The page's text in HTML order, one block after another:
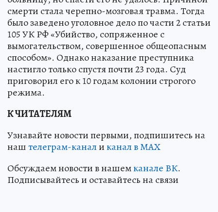
смерти стала черепно-мозговая травма. Тогда
было заведено уголовное дело по части 2 статьи
105 УК РФ «Убийство, сопряженное с
вымогательством, совершенное общеопасным
способом». Однако наказание преступника
настигло только спустя почти 23 года. Суд
приговорил его к 10 годам колонии строгого
режима.
К ЧИТАТЕЛЯМ
Узнавайте новости первыми, подпишитесь на
наштелеграм-каналиканал в МАХ
Обсуждаем новости в нашемканале ВК.
Подписывайтесь и оставайтесь на связи